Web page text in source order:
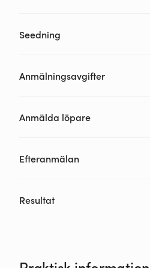
Seedning
Anmälningsavgifter
Anmälda löpare
Efteranmälan
Resultat